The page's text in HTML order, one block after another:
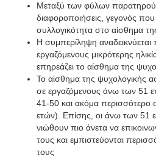
Μεταξύ των φύλων
διαφοροποιήσεις, γεγονός που
συλλογικότητα στο αίσθημα
Η συμπερίληψη αναδεικνύεται
εργαζόμενους μικρότερης
επηρεάζει το αίσθημα της
Το αίσθημα της ψυχολογικής
σε εργαζόμενους άνω των 51
41-50 και ακόμα περισσότερο
ετών). Επίσης, οι άνω των 51
νιώθουν πιο άνετα να
τους και εμπιστεύονται
τους